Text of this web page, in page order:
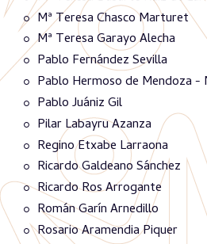
Mª Teresa Chasco Marturet
Mª Teresa Garayo Alecha
Pablo Fernández Sevilla
Pablo Hermoso de Mendoza
Pablo Juániz Gil
Pilar Labayru Azanza
Regino Etxabe Larraona
Ricardo Galdeano Sánchez
Ricardo Ros Arrogante
Román Garín Arnedillo
Rosario Aramendia Piquer